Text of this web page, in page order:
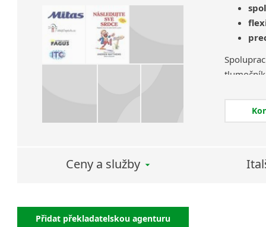
Naší
Ceny a služby
Přidat překladatelskou agenturu